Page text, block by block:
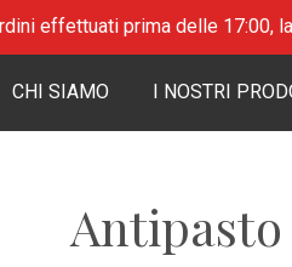
effettuati prima delle 17:00,
CHI SIAMO I NOSTRI